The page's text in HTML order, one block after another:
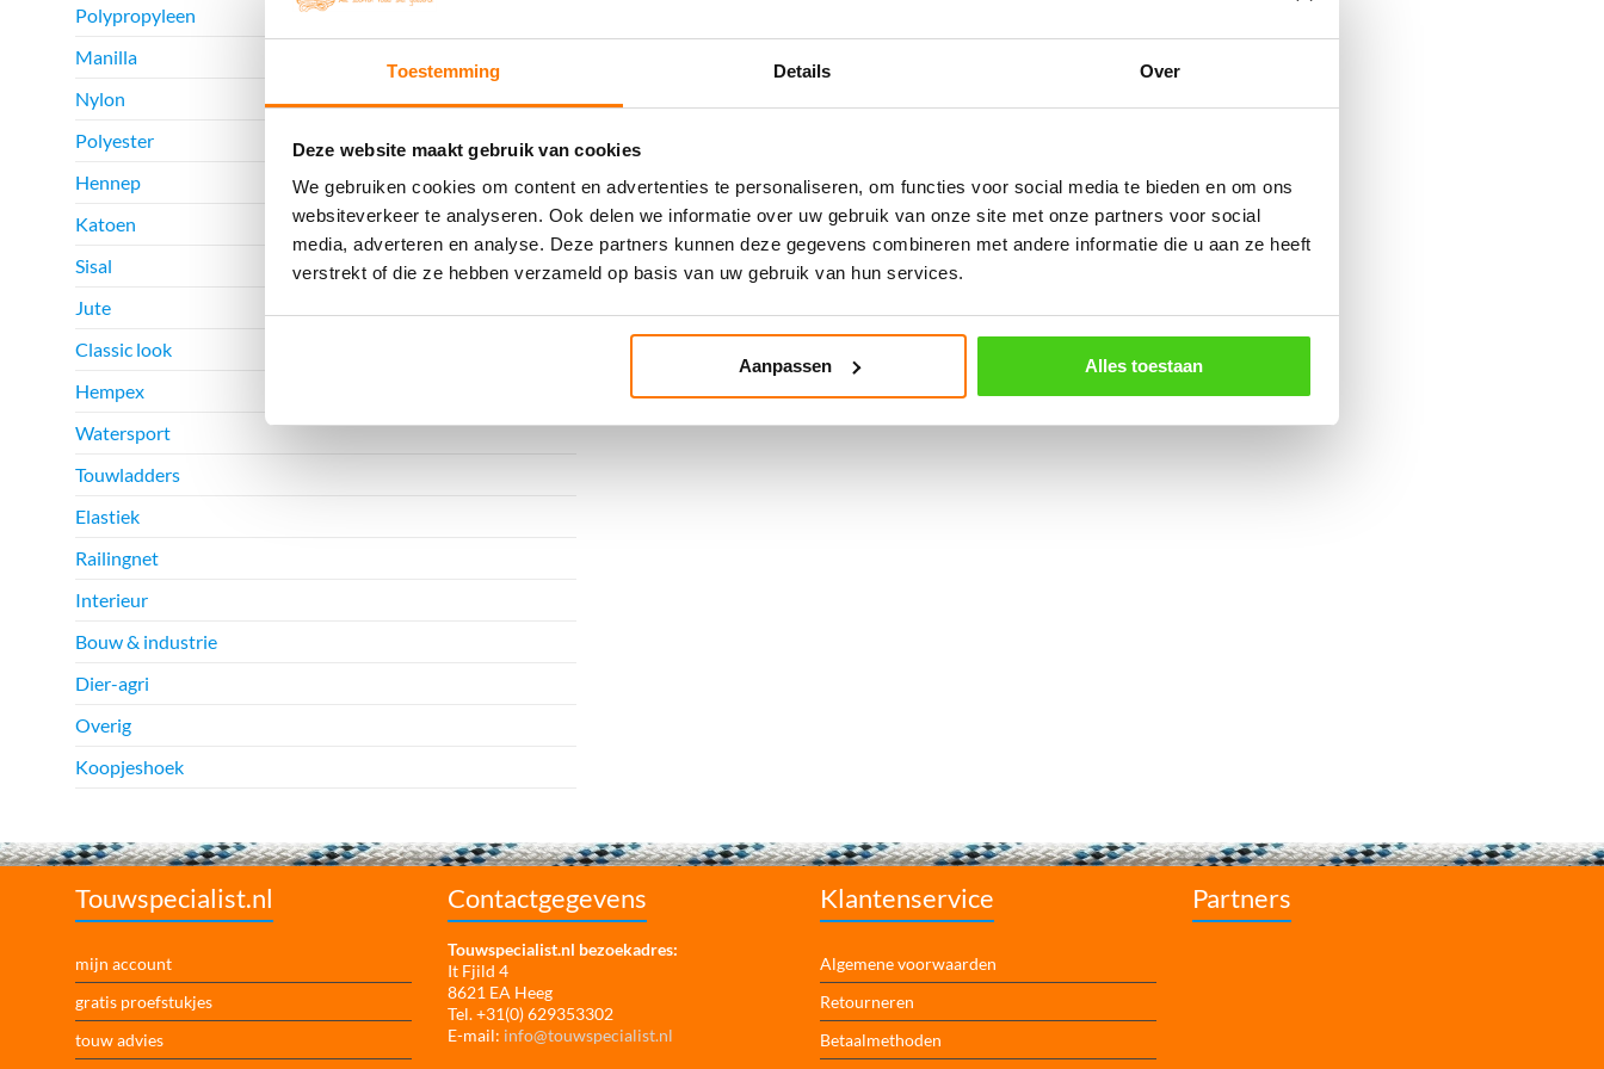
Toestemming Details Over
Deze website maakt gebruik van cookies
We gebruiken cookies om content en advertenties te personaliseren, om functies voor social media te bieden en om ons
websiteverkeer te analyseren. Ook delen we informatie over uw gebruik van onze site met onze partners voor social
media, adverteren en analyse. Deze partners kunnen deze gegevens combineren met andere informatie die u aan ze heeft
verstrekt of die ze hebben verzameld op basis van uw gebruik van hun services.
Aanpassen Alles toestaan
Polypropyleen
Manilla
Nylon
Polyester
Hennep
Katoen
Sisal
Jute
Classic look
Hempex
Watersport
Touwladders
Elastiek
Railingnet
Interieur
Bouw & industrie
Dier-agri
Overig
Koopjeshoek
Touwspecialist.nl
mijn account
gratis proefstukjes
touw advies
Contactgegevens
Touwspecialist.nl bezoekadres:
It Fjild 4
8621 EA Heeg
Tel. +31(0) 629353302
E-mail: info@touwspecialist.nl
Klantenservice
Algemene voorwaarden
Retourneren
Betaalmethoden
Partners